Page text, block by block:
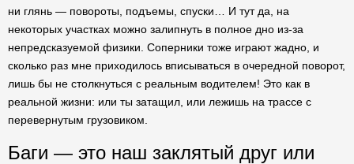
ни глянь — повороты, подъемы, спуски… И тут да, на
некоторых участках можно залипнуть в полное дно из-за
непредсказуемой физики. Соперники тоже играют жадно, и
сколько раз мне приходилось вписываться в очередной поворот,
лишь бы не столкнуться с реальным водителем! Это как в
реальной жизни: или ты затащил, или лежишь на трассе с
перевернутым грузовиком.
Баги — это наш заклятый друг или